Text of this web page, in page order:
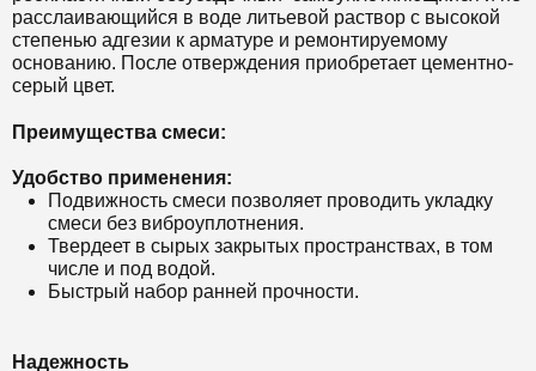
расслаивающийся в воде литьевой раствор с высокой
степенью адгезии к арматуре и ремонтируемому
основанию. После отверждения приобретает цементно-
серый цвет.
Преимущества смеси:
Удобство применения:
Подвижность смеси позволяет проводить укладку
смеси без виброуплотнения.
Твердеет в сырых закрытых пространствах, в том
числе и под водой.
Быстрый набор ранней прочности.
Надежность